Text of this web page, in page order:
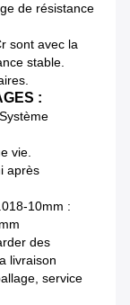
de résistance
sont avec la
stable.
:
vie.
après
10mm :
des
livraison
service